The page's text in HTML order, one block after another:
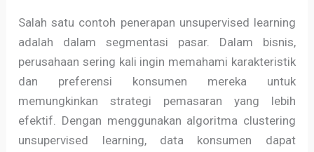
Salah satu contoh penerapan unsupervised learning
adalah dalam segmentasi pasar. Dalam bisnis,
perusahaan sering kali ingin memahami karakteristik
dan preferensi konsumen mereka untuk
memungkinkan strategi pemasaran yang lebih
efektif. Dengan menggunakan algoritma clustering
unsupervised learning, data konsumen dapat